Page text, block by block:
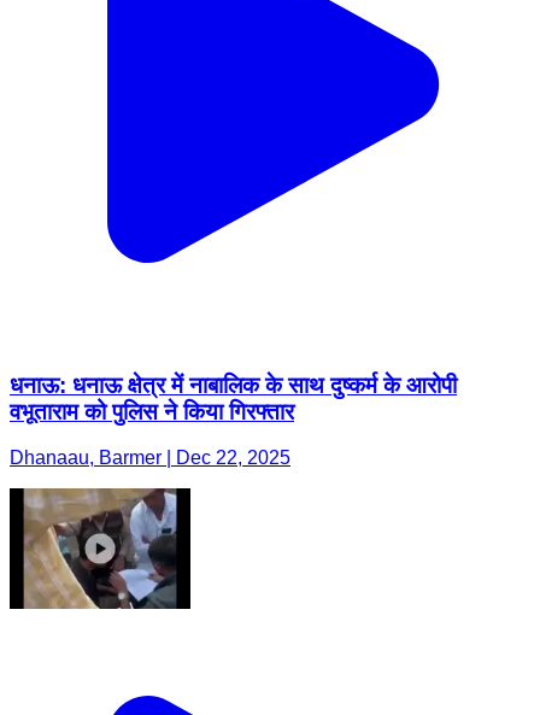
धनाऊ: धनाऊ क्षेत्र में नाबालिक के साथ दुष्कर्म के आरोपी
वभूताराम को पुलिस ने किया गिरफ्तार
Dhanaau, Barmer | Dec 22, 2025